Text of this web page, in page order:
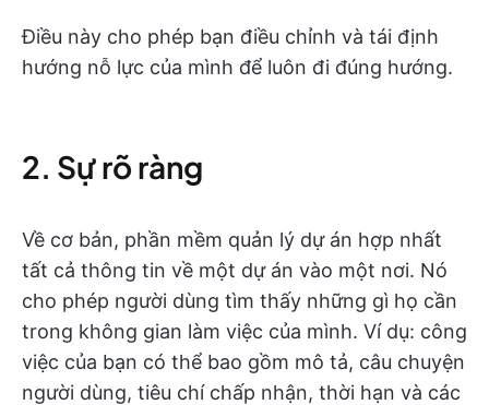
Điều này cho phép bạn điều chỉnh và tái định
hướng nỗ lực của mình để luôn đi đúng hướng.
2. Sự rõ ràng
Về cơ bản, phần mềm quản lý dự án hợp nhất
tất cả thông tin về một dự án vào một nơi. Nó
cho phép người dùng tìm thấy những gì họ cần
trong không gian làm việc của mình. Ví dụ: công
việc của bạn có thể bao gồm mô tả, câu chuyện
người dùng, tiêu chí chấp nhận, thời hạn và các